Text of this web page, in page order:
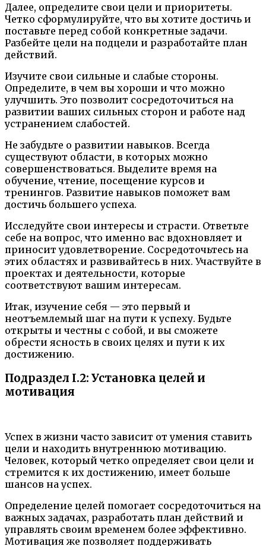
Далее, определите свои цели и приоритеты.
Четко сформулируйте, что вы хотите достичь и
поставьте перед собой конкретные задачи.
Разбейте цели на подцели и разработайте план
действий.
Изучите свои сильные и слабые стороны.
Определите, в чем вы хороши и что можно
улучшить. Это позволит сосредоточиться на
развитии ваших сильных сторон и работе над
устранением слабостей.
Не забудьте о развитии навыков. Всегда
существуют области, в которых можно
совершенствоваться. Выделите время на
обучение, чтение, посещение курсов и
тренингов. Развитие навыков поможет вам
достичь большего успеха.
Исследуйте свои интересы и страсти. Ответьте
себе на вопрос, что именно вас вдохновляет и
приносит удовлетворение. Сосредоточьтесь на
этих областях и развивайтесь в них. Участвуйте в
проектах и деятельности, которые
соответствуют вашим интересам.
Итак, изучение себя — это первый и
неотъемлемый шаг на пути к успеху. Будьте
открыты и честны с собой, и вы сможете
обрести ясность в своих целях и пути к их
достижению.
Подраздел I.2: Установка целей и
мотивация
Успех в жизни часто зависит от умения ставить
цели и находить внутреннюю мотивацию.
Человек, который четко определяет свои цели и
стремится к их достижению, имеет больше
шансов на успех.
Определение целей помогает сосредоточиться на
важных задачах, разработать план действий и
управлять своим временем более эффективно.
Мотивация же позволяет поддерживать